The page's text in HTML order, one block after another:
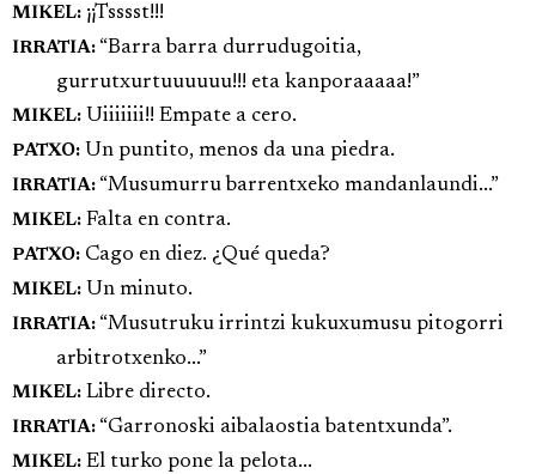
MIKEL: ¡¡Tsssst!!!
IRRATIA: “Barra barra durrudugoitia,
gurrutxurtuuuuuu!!! eta kanporaaaaa!”
MIKEL: Uiiiiiii!! Empate a cero.
PATXO: Un puntito, menos da una piedra.
IRRATIA: “Musumurru barrentxeko mandanlaundi...”
MIKEL: Falta en contra.
PATXO: Cago en diez. ¿Qué queda?
MIKEL: Un minuto.
IRRATIA: “Musutruku irrintzi kukuxumusu pitogorri
arbitrotxenko...”
MIKEL: Libre directo.
IRRATIA: “Garronoski aibalaostia batentxunda”.
MIKEL: El turko pone la pelota...